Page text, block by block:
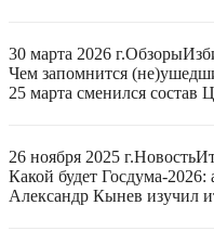
30 марта 2026 г.Обзоры
Чем запомнится
25 марта сменился состав
26 ноября 2025 г.Новость
Какой будет Госдума-
Александр Кынев изучил